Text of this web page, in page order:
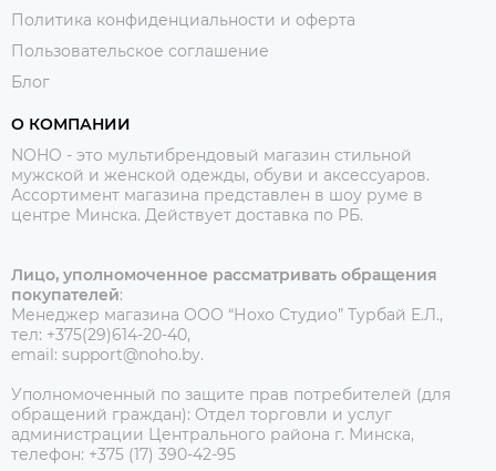
Политика конфиденциальности и оферта
Пользовательское соглашение
Блог
О КОМПАНИИ
NOHO - это мультибрендовый магазин стильной
мужской и женской одежды, обуви и аксессуаров.
Ассортимент магазина представлен в шоу руме в
центре Минска. Действует доставка по РБ.
Лицо, уполномоченное рассматривать обращения
покупателей:
Менеджер магазина ООО “Нохо Студио” Турбай Е.Л.,
тел: +375(29)614-20-40,
email: support@noho.by.
Уполномоченный по защите прав потребителей (для
обращений граждан): Отдел торговли и услуг
администрации Центрального района г. Минска,
телефон: +375 (17) 390-42-95